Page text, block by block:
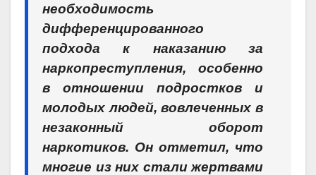
необходимость
дифференцированного
подхода к наказанию за
наркопреступления, особенно
в отношении подростков и
молодых людей, вовлеченных в
незаконный оборот
наркотиков. Он отметил, что
многие из них стали жертвами